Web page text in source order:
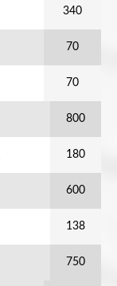
340
70
70
800
180
600
138
750